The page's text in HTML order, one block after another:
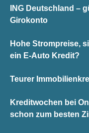
ING Deutschland –
Girokonto
Hohe Strompreise,
ein E-Auto Kredit?
Teurer
Kreditwochen bei
schon zum besten